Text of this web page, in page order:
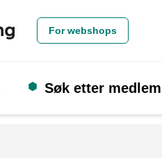
For webshops
Søk etter medlem